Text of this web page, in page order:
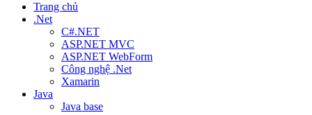
Trang chủ
.Net
C#.NET
ASP.NET MVC
ASP.NET WebForm
Công nghệ .Net
Xamarin
Java
Java base